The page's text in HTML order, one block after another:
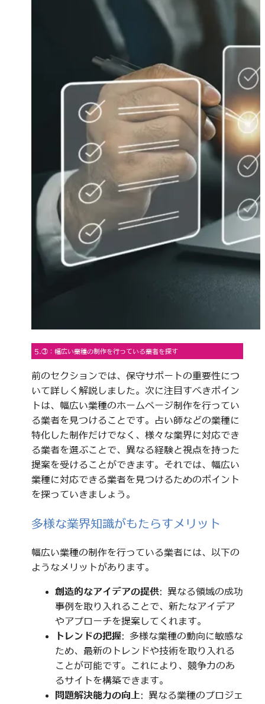
5.③：幅広い業種の制作を行っている業者を探す
前のセクションでは、保守サポートの重要性につ
いて詳しく解説しました。次に注目すべきポイン
トは、幅広い業種のホームページ制作を行ってい
る業者を見つけることです。占い師などの業種に
特化した制作だけでなく、様々な業界に対応でき
る業者を選ぶことで、異なる経験と視点を持った
提案を受けることができます。それでは、幅広い
業種に対応できる業者を見つけるためのポイント
を探っていきましょう。
多様な業界知識がもたらすメリット
幅広い業種の制作を行っている業者には、以下の
ようなメリットがあります。
創造的なアイデアの提供: 異なる領域の成功
事例を取り入れることで、新たなアイデア
やアプローチを提案してくれます。
トレンドの把握: 多様な業種の動向に敏感な
ため、最新のトレンドや技術を取り入れる
ことが可能です。これにより、競争力のあ
るサイトを構築できます。
問題解決能力の向上: 異なる業種のプロジェ